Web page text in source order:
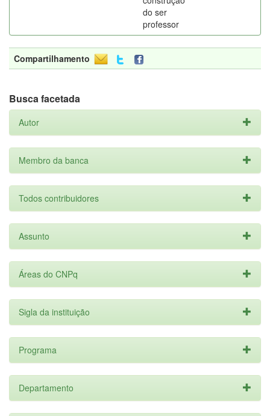
do ser
professor
Compartilhamento
Busca facetada
Autor
Membro da banca
Todos contribuidores
Assunto
Áreas do CNPq
Sigla da instituição
Programa
Departamento